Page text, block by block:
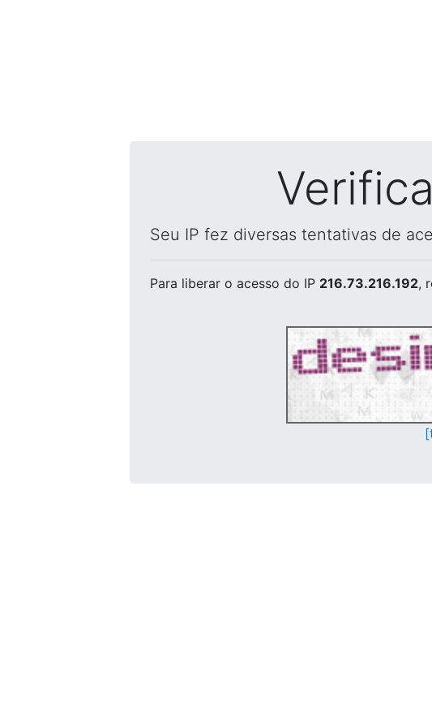
Seu IP fez diversas tentativas de
Para liberar o acesso do IP 216.73.216.192,